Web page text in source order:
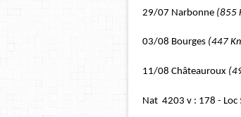
29/07 Narbonne (855
03/08 Bourges (447
11/08 Châteauroux
Nat 4203 v : 178 -